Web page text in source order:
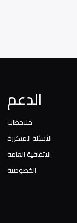
الدعم
ملاحظات
الأسئلة المتكررة
الاتفاقية العامة
الخصوصية